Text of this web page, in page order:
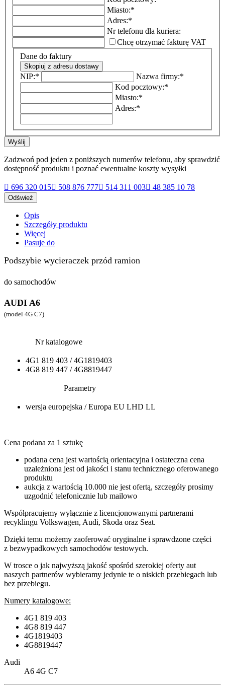
Miasto:*
Adres:*
Nr telefonu dla kuriera:
Chcę otrzymać fakturę VAT
Dane do faktury
Skopiuj z adresu dostawy
NIP:* Nazwa firmy:*
Kod pocztowy:*
Miasto:*
Adres:*
Wyślij
Zadzwoń pod jeden z poniższych numerów telefonu, aby sprawdzić
dostępność produktu i poznać ewentualne koszty wysyłki
 696 320 015 508 876 777 514 311 003 48 385 10 78
Opis
Szczegóły produktu
Więcej
Pasuje do
Podszybie wycieraczek przód ramion
do samochodów
AUDI A6
(model 4G C7)
Nr katalogowe
4G1 819 403 / 4G1819403
4G8 819 447 / 4G8819447
Parametry
wersja europejska / Europa EU LHD LL
Cena podana za 1 sztukę
podana cena jest wartością orientacyjna i ostateczna cena
uzależniona jest od jakości i stanu technicznego oferowanego
produktu
aukcja z wartością 10.000 nie jest ofertą, szczegóły prosimy
uzgodnić telefonicznie lub mailowo
Współpracujemy wyłącznie z licencjonowanymi partnerami
recyklingu Volkswagen, Audi, Skoda oraz Seat.
Dzięki temu możemy zaoferować oryginalne i sprawdzone części
z bezwypadkowych samochodów testowych.
W trosce o jak najwyższą jakość spośród szerokiej oferty aut
naszych partnerów wybieramy jedynie te o niskich przebiegach lub
bez przebiegu.
Numery katalogowe:
4G1 819 403
4G8 819 447
4G1819403
4G8819447
Audi
A6 4G C7